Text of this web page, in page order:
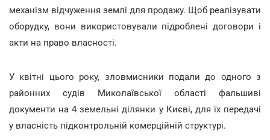
механізм відчуження землі для продажу. Щоб реалізувати
оборудку, вони використовували підроблені договори і
акти на право власності.
У квітні цього року, зловмисники подали до одного з
районних судів Миколаївської області фальшиві
документи на 4 земельні ділянки у Києві, для їх передачі
у власність підконтрольній комерційній структурі.